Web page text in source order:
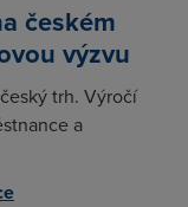
českém
výzvu
trh. Výročí
a